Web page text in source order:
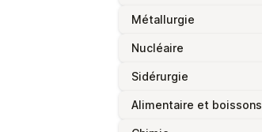
Métallurgie
Nucléaire
Sidérurgie
Alimentaire et boissons